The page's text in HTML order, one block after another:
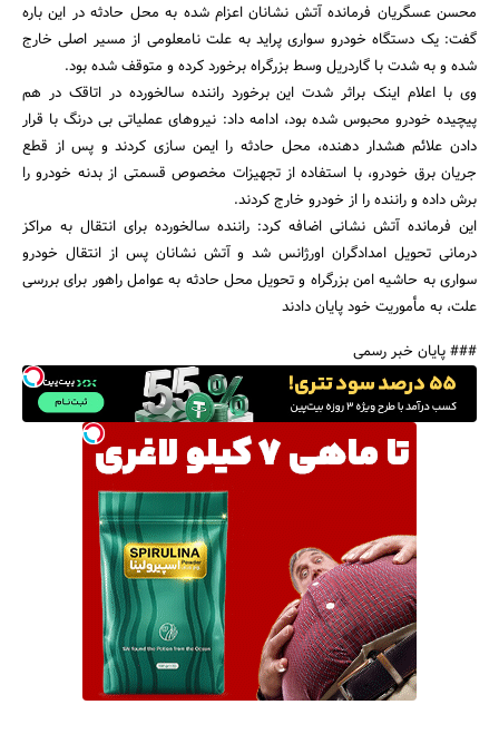
جستجو
محسن عسگریان فرمانده آتش نشانان اعزام شده به محل حادثه در این باره
گفت: یک دستگاه خودرو سواری پراید به علت نامعلومی از مسیر اصلی خارج
شده و به شدت با گاردریل وسط بزرگراه برخورد کرده و متوقف شده بود.
وی با اعلام اینک براثر شدت این برخورد راننده سالخورده در اتاقک در هم
پیچیده خودرو محبوس شده بود، ادامه داد: نیروهای عملیاتی بی درنگ با قرار
دادن علائم هشدار دهنده، محل حادثه را ایمن سازی کردند و پس از قطع
جریان برق خودرو، با استفاده از تجهیزات مخصوص قسمتی از بدنه خودرو را
برش داده و راننده را از خودرو خارج کردند.
این فرمانده آتش نشانی اضافه کرد: راننده سالخورده برای انتقال به مراکز
درمانی تحویل امدادگران اورژانس شد و آتش نشانان پس از انتقال خودرو
سواری به حاشیه امن بزرگراه و تحویل محل حادثه به عوامل راهور برای بررسی
علت، به مأموریت خود پایان دادند
### پایان خبر رسمی